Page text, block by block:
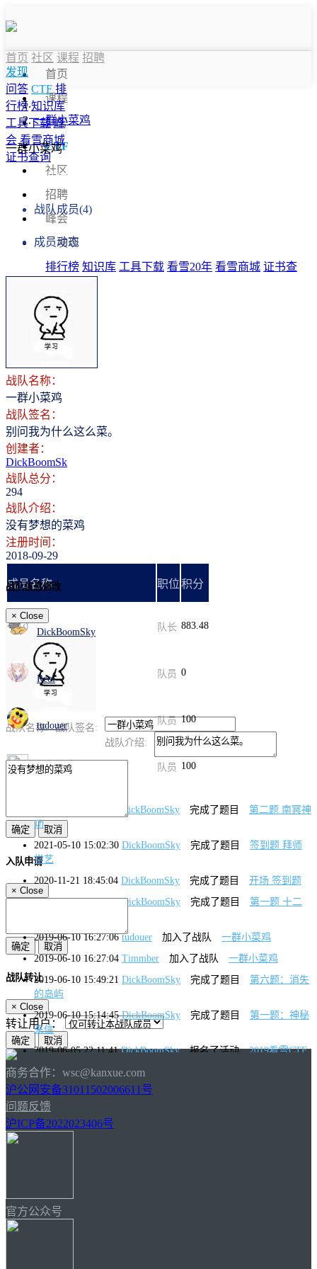
首页
课程
问答
CTF
社区
招聘
峰会
发现
排行榜 知识库 工具下载 看雪20年 看雪商城 证书查
注册
首页 社区 课程 招聘
发现
问答 CTF 排
行榜 知识库
工具下载 峰
会 看雪商城
证书查询
一群小菜鸡
一群小菜鸡
战队信息
战队成员(4)
成员动态
战队名称：
一群小菜鸡
战队签名：
别问我为什么这么菜。
创建者：
DickBoomSk
战队总分：
294
战队介绍：
没有梦想的菜鸡
注册时间：
2018-09-29
成员名称 职位积分
DickBoomSky 队长 883.48
Reol 队员 0
tudouer 队员 100
Timmber 队员 100
DickBoomSky 完成了题目
第二题 南冥神
功
2021-05-10 15:02:30 DickBoomSky 完成了题目
签到题 拜师
学艺
2020-11-21 18:45:04 DickBoomSky 完成了题目
开场 签到题
2020-04-15 13:17:39 DickBoomSky 完成了题目
第一题 十二
2019-06-10 16:27:06 tudouer 加入了战队
一群小菜鸡
2019-06-10 16:27:04 Timmber 加入了战队
一群小菜鸡
2019-06-10 15:49:21 DickBoomSky 完成了题目
第六题：消失
的岛屿
2019-06-10 15:14:45 DickBoomSky 完成了题目
第一题：神秘
来信
2019-06-05 22:11:41 DickBoomSky 报名了活动
2019看雪CTF
2018-12-04 16:23:48 Reol
2018-12-04 12:07:44 DickBoomSky
器
2018-12-01 17:28:01
题
战队信息修改
× Close
战队名称:
战队签名:
战队介绍:
入队申请
× Close
战队转让
× Close
转让用户：
商务合作：wsc@kanxue.com
沪公网安备31011502006611号
问题反馈
沪ICP备2022023406号
官方公众号